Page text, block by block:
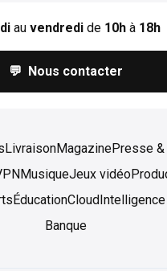
au vendredide 10hà 18h
💬 Nous contacter
LivraisonMagazinePresse &
MusiqueJeux vidéo
ÉducationCloud
Banque